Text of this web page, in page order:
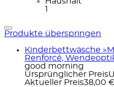
1
Produkte überspringen
Kinderbettwäsche
Renforcé,
good morning
Ursprünglicher Preis
Aktueller Preis38,00 €